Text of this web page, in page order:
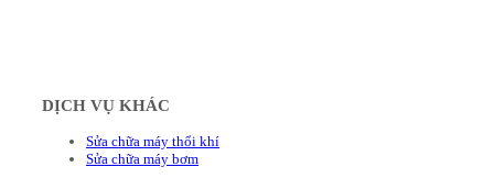
DỊCH VỤ KHÁC
Sửa chữa máy thổi khí
Sửa chữa máy bơm